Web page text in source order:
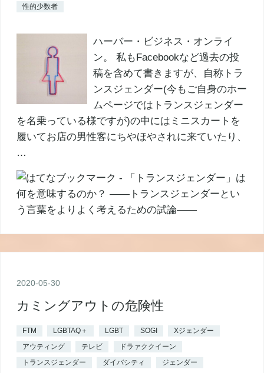
性的少数者
ハーバー・ビジネス・オンライ
ン。 私もFacebookなど過去の投
稿を含めて書きますが、自称トラ
ンスジェンダー(今もご自身のホー
ムページではトランスジェンダー
を名乗っている様ですが)の中にはミニスカートを
履いてお店の男性客にちやほやされに来ていたり、
…
2020-05-30
カミングアウトの危険性
FTM LGBTAQ＋ LGBT SOGI
Xジェンダー
アウティング
テレビ
ドラァククイーン
トランスジェンダー
ダイバシティ
ジェンダー